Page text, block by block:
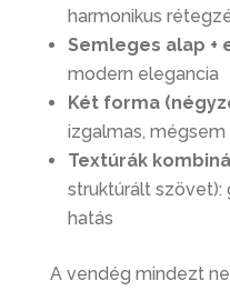
harmonikus
Semleges alap +
modern elegancia
Két forma
izgalmas,
Textúrák
struktúrált szövet):
hatás
A vendég mindezt